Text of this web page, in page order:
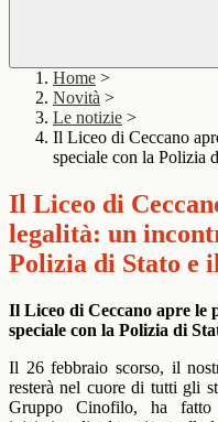
Home >
Novità >
Le notizie >
Il Liceo di Ceccano
speciale con la Polizia
Il Liceo di
legalità: un
Polizia di Stato e
Il Liceo di Ceccano apre le
speciale con la Polizia di
Il 26 febbraio scorso, il
resterà nel cuore di tutti gli
Gruppo Cinofilo, ha fatto